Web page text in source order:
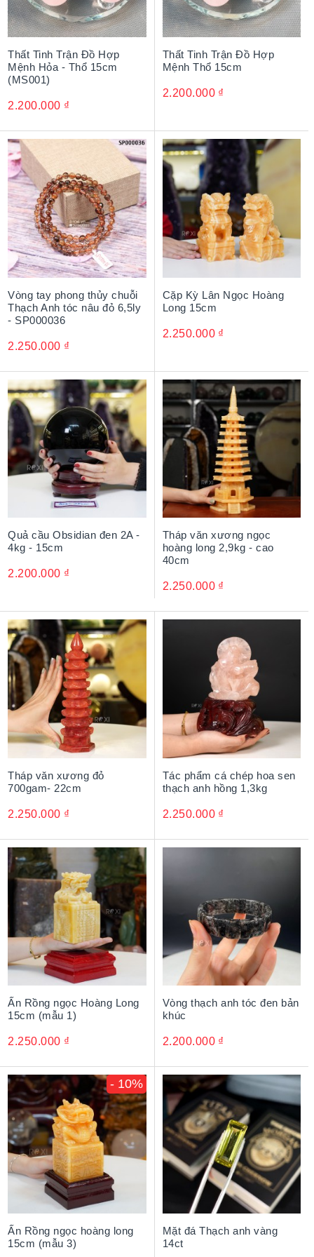
Thất Tinh Trận Đồ Hợp
Mệnh Hỏa - Thổ 15cm
(MS001)
2.200.000 ₫
Thất Tinh Trận Đồ Hợp
Mệnh Thổ 15cm
2.200.000 ₫
Vòng tay phong thủy chuỗi
Thạch Anh tóc nâu đỏ 6,5ly
- SP000036
2.250.000 ₫
Cặp Kỳ Lân Ngọc Hoàng
Long 15cm
2.250.000 ₫
Quả cầu Obsidian đen 2A -
4kg - 15cm
2.200.000 ₫
Tháp văn xương ngọc
hoàng long 2,9kg - cao
40cm
2.250.000 ₫
Tháp văn xương đỏ
700gam- 22cm
2.250.000 ₫
Tác phẩm cá chép hoa sen
thạch anh hồng 1,3kg
2.250.000 ₫
Ấn Rồng ngọc Hoàng Long
15cm (mẫu 1)
2.250.000 ₫
Vòng thạch anh tóc đen bản
khúc
2.200.000 ₫
- 10%
Ấn Rồng ngọc hoàng long
15cm (mẫu 3)
Mặt đá Thạch anh vàng
14ct